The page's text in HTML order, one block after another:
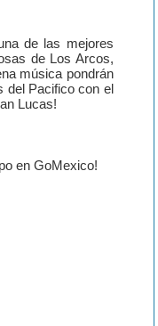
de las mejores
de Los Arcos,
música pondrán
del Pacifico con el
Lucas!
en GoMexico!